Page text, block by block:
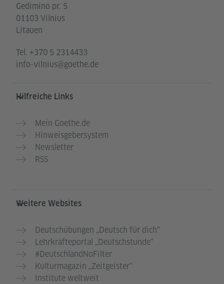
Gedimino pr. 5
01103 Vilnius
Litauen
Tel. +370 5 2314433
info-vilnius@goethe.de
Hilfreiche Links
Mein Goethe.de
Hinweisgebersystem
Newsletter
RSS
Weitere Websites
Deutschübungen „Deutsch für dich“
Lehrkräfteportal „Deutschstunde“
#DeutschlandNoFilter
Kulturmagazin „Zeitgeister“
Institute weltweit